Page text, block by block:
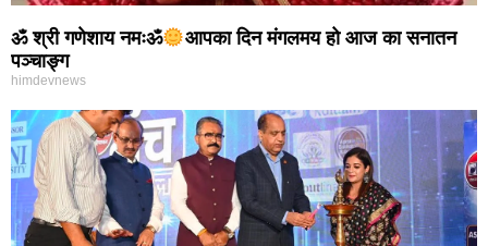
ॐ श्री गणेशाय नमःॐ
आपका दिन मंगलमय हो आज का सनातन
पञ्चाङ्ग
himdevnews